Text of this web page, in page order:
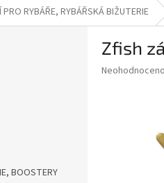
PRO RYBÁŘE, RYBÁŘSKÁ BIŽUTERIE
BOOSTERY
Zfish
Průměrné
Neohodnoceno